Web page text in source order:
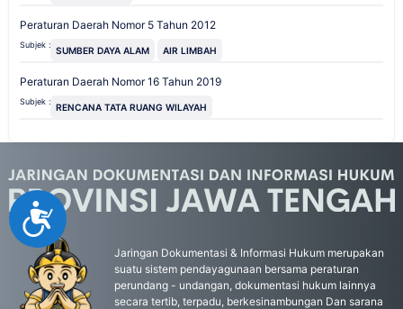
Accessibility
Peraturan Daerah Nomor 5 Tahun 2012
Subjek : SUMBER DAYA ALAM AIR LIMBAH
Peraturan Daerah Nomor 16 Tahun 2019
Subjek : RENCANA TATA RUANG WILAYAH
Jaringan Dokumentasi & Informasi Hukum merupakan
suatu sistem pendayagunaan bersama peraturan
perundang - undangan, dokumentasi hukum lainnya
secara tertib, terpadu, berkesinambungan Dan sarana